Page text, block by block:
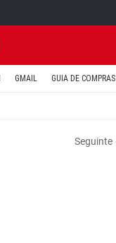
GMAIL GUIA DE COMPRAS
Seguinte